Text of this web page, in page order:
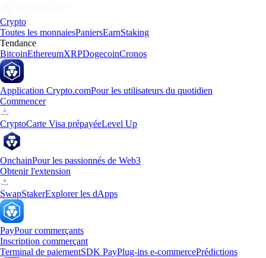
Crypto
Toutes les monnaiesPaniersEarnStaking
Tendance
BitcoinEthereumXRPDogecoinCronos
Application Crypto.comPour les utilisateurs du quotidien
Commencer
CryptoCarte Visa prépayéeLevel Up
OnchainPour les passionnés de Web3
Obtenir l'extension
SwapStakerExplorer les dApps
PayPour commerçants
Inscription commerçant
Terminal de paiementSDK PayPlug-ins e-commercePrédictions